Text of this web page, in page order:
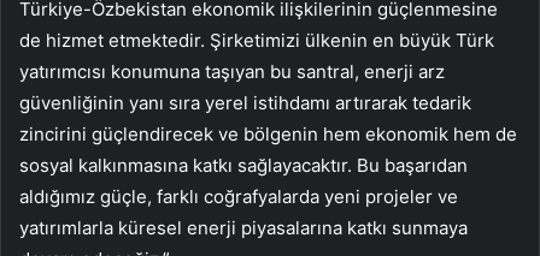
Türkiye-Özbekistan ekonomik ilişkilerinin güçlenmesine
de hizmet etmektedir. Şirketimizi ülkenin en büyük Türk
yatırımcısı konumuna taşıyan bu santral, enerji arz
güvenliğinin yanı sıra yerel istihdamı artırarak tedarik
zincirini güçlendirecek ve bölgenin hem ekonomik hem de
sosyal kalkınmasına katkı sağlayacaktır. Bu başarıdan
aldığımız güçle, farklı coğrafyalarda yeni projeler ve
yatırımlarla küresel enerji piyasalarına katkı sunmaya